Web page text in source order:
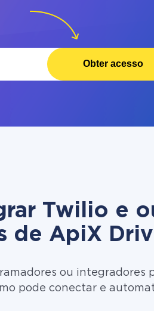
Obter acesso
Twilio e
de ApiX
ou integradores
pode conectar e